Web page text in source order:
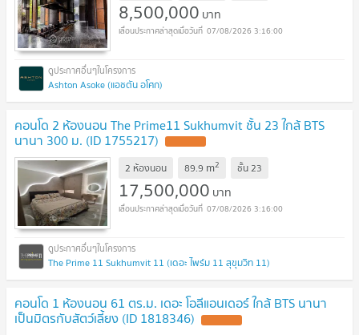
8,500,000 บาท
07/08/2026 3:16:00
Ashton Asoke (แอชตัน อโศก)
คอนโด 2 ห้องนอน The Prime11 Sukhumvit ชั้น 23 ใกล้ BTS
นานา 300 ม. (ID 1755217)
2 ห้องนอน 89.9 m2 ชั้น23
17,500,000 บาท
07/08/2026 3:16:00
The Prime 11 Sukhumvit 11 (เดอะ ไพร์ม 11 สุขุมวิท 11)
คอนโด 1 ห้องนอน 61 ตร.ม. เดอะ โอลีแอนเดอร์ ใกล้ BTS นานา
เป็นมิตรกับสัตว์เลี้ยง (ID 1818346)